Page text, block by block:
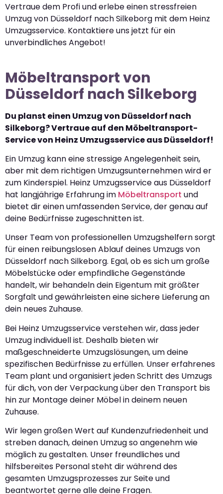
Vertraue dem Profi und erlebe einen stressfreien
Umzug von Düsseldorf nach Silkeborg mit dem Heinz
Umzugsservice. Kontaktiere uns jetzt für ein
unverbindliches Angebot!
Möbeltransport von
Düsseldorf nach Silkeborg
Du planst einen Umzug von Düsseldorf nach
Silkeborg? Vertraue auf den Möbeltransport-
Service von Heinz Umzugsservice aus Düsseldorf!
Ein Umzug kann eine stressige Angelegenheit sein,
aber mit dem richtigen Umzugsunternehmen wird er
zum Kinderspiel. Heinz Umzugsservice aus Düsseldorf
hat langjährige Erfahrung im Möbeltransport und
bietet dir einen umfassenden Service, der genau auf
deine Bedürfnisse zugeschnitten ist.
Unser Team von professionellen Umzugshelfern sorgt
für einen reibungslosen Ablauf deines Umzugs von
Düsseldorf nach Silkeborg. Egal, ob es sich um große
Möbelstücke oder empfindliche Gegenstände
handelt, wir behandeln dein Eigentum mit größter
Sorgfalt und gewährleisten eine sichere Lieferung an
dein neues Zuhause.
Bei Heinz Umzugsservice verstehen wir, dass jeder
Umzug individuell ist. Deshalb bieten wir
maßgeschneiderte Umzugslösungen, um deine
spezifischen Bedürfnisse zu erfüllen. Unser erfahrenes
Team plant und organisiert jeden Schritt des Umzugs
für dich, von der Verpackung über den Transport bis
hin zur Montage deiner Möbel in deinem neuen
Zuhause.
Wir legen großen Wert auf Kundenzufriedenheit und
streben danach, deinen Umzug so angenehm wie
möglich zu gestalten. Unser freundliches und
hilfsbereites Personal steht dir während des
gesamten Umzugsprozesses zur Seite und
beantwortet gerne alle deine Fragen.